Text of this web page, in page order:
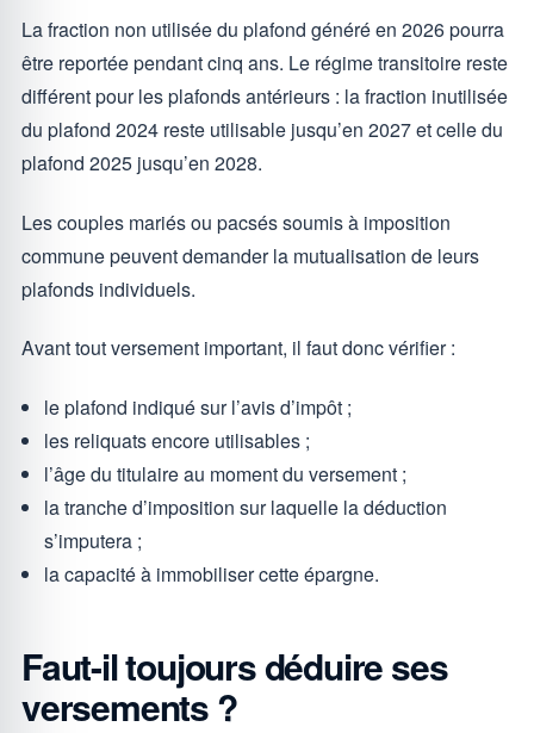
La fraction non utilisée du plafond généré en 2026 pourra
être reportée pendant cinq ans. Le régime transitoire reste
différent pour les plafonds antérieurs : la fraction inutilisée
du plafond 2024 reste utilisable jusqu’en 2027 et celle du
plafond 2025 jusqu’en 2028.
Les couples mariés ou pacsés soumis à imposition
commune peuvent demander la mutualisation de leurs
plafonds individuels.
Avant tout versement important, il faut donc vérifier :
le plafond indiqué sur l’avis d’impôt ;
les reliquats encore utilisables ;
l’âge du titulaire au moment du versement ;
la tranche d’imposition sur laquelle la déduction
s’imputera ;
la capacité à immobiliser cette épargne.
Faut-il toujours déduire ses
versements ?